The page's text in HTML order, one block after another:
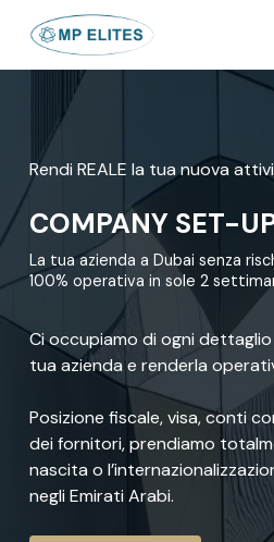
Rendi REALE la tua nuova
COMPANY SET-
La tua azienda a Dubai senza
100% operativa in sole 2
Ci occupiamo di ogni
tua azienda e renderla
Posizione fiscale, visa, conti
dei fornitori, prendiamo
nascita o
negli Emirati Arabi.